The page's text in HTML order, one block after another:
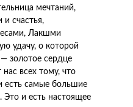
мечтаний,
счастья,
Лакшми
удачу, о которой
золотое сердце
всех тому, что
есть самые большие
и есть настоящее